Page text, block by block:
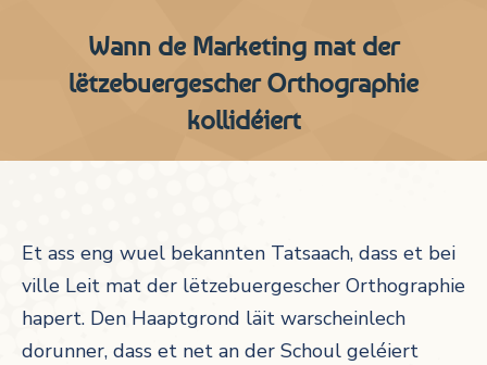
Wann de Marketing mat der
lëtzebuergescher Orthographie
kollidéiert
Et ass eng wuel bekannten Tatsaach, dass et bei
ville Leit mat der lëtzebuergescher Orthographie
hapert. Den Haaptgrond läit warscheinlech
dorunner, dass et net an der Schoul geléiert